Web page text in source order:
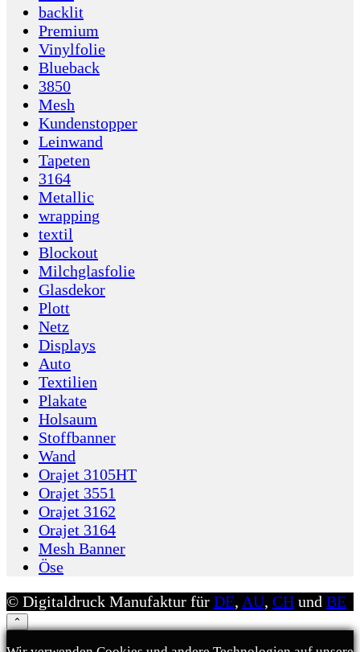
backlit
Premium
Vinylfolie
Blueback
3850
Mesh
Kundenstopper
Leinwand
Tapeten
3164
Metallic
wrapping
textil
Blockout
Milchglasfolie
Glasdekor
Plott
Netz
Displays
Auto
Textilien
Plakate
Holsaum
Stoffbanner
Wand
Orajet 3105HT
Orajet 3551
Orajet 3162
Orajet 3164
Mesh Banner
Öse
© Digitaldruck Manufaktur für DE, AU, CH und BE
⌃